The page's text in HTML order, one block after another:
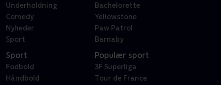
Underholdning
Comedy
Nyheder
Sport
Bachelorette
Yellowstone
Paw Patrol
Barnaby
Sport
Fodbold
Håndbold
Populær sport
3F Superliga
Tour de France